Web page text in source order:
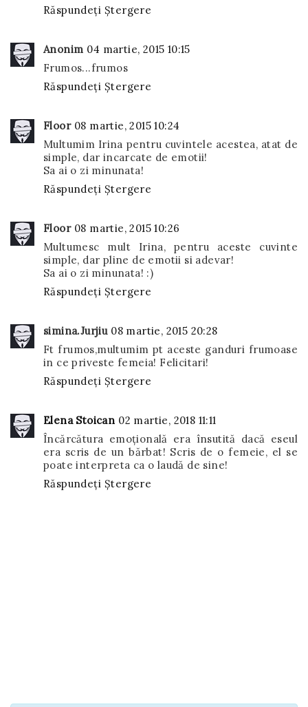
Răspundeți Ștergere
Anonim 04 martie, 2015 10:15
Frumos...frumos
Răspundeți Ștergere
Floor 08 martie, 2015 10:24
Multumim Irina pentru cuvintele acestea, atat de
simple, dar incarcate de emotii!
Sa ai o zi minunata!
Răspundeți Ștergere
Floor 08 martie, 2015 10:26
Multumesc mult Irina, pentru aceste cuvinte
simple, dar pline de emotii si adevar!
Sa ai o zi minunata! :)
Răspundeți Ștergere
simina.Jurjiu 08 martie, 2015 20:28
Ft frumos,multumim pt aceste ganduri frumoase
in ce priveste femeia! Felicitari!
Răspundeți Ștergere
Elena Stoican 02 martie, 2018 11:11
Încărcătura emoțională era însutită dacă eseul
era scris de un bărbat! Scris de o femeie, el se
poate interpreta ca o laudă de sine!
Răspundeți Ștergere